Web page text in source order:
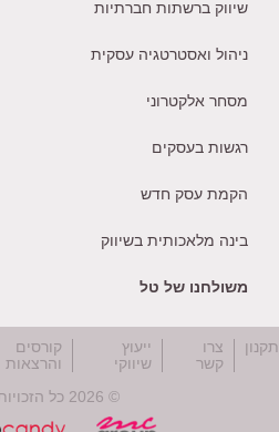
שיווק ברשתות חברתיות
ניהול ואסטרטגיה עסקית
מסחר אלקטרוני
רגשות בעסקים
הקמת עסק חדש
בינה מלאכותית בשיווק
משולחנו של טל
צרו
קשר
ייעוץ
שיווקי
קורסים
והרצאות
© 2026 כל הזכויות שמורות